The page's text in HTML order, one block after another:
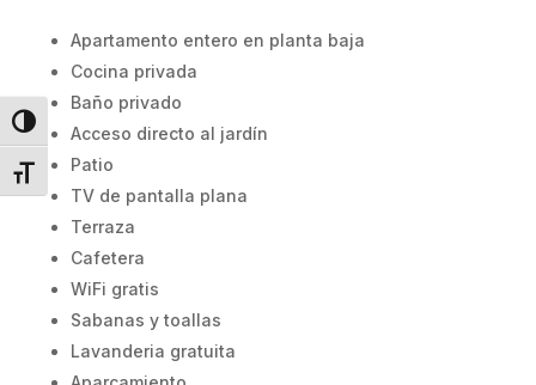
Alternar alto contraste
Alternar tamaño de letra
Apartamento entero en planta baja
Cocina privada
Baño privado
Acceso directo al jardín
Patio
TV de pantalla plana
Terraza
Cafetera
WiFi gratis
Sabanas y toallas
Lavanderia gratuita